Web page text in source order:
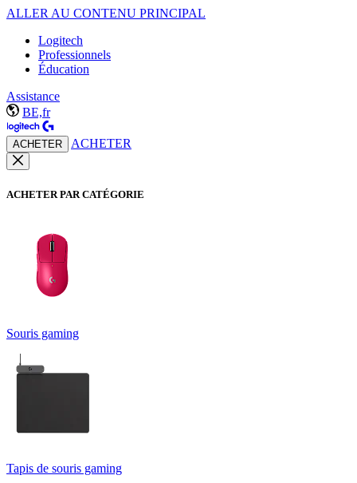
ALLER AU CONTENU PRINCIPAL
Logitech
Professionnels
Éducation
Assistance
BE,fr
ACHETER ACHETER
ACHETER PAR CATÉGORIE
Souris gaming
Tapis de souris gaming